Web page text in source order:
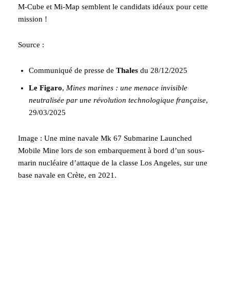
M-Cube et Mi-Map semblent le candidats idéaux pour cette
mission !
Source :
Communiqué de presse de Thales du 28/12/2025
Le Figaro, Mines marines : une menace invisible
neutralisée par une révolution technologique française,
29/03/2025
Image : Une mine navale Mk 67 Submarine Launched
Mobile Mine lors de son embarquement à bord d’un sous-
marin nucléaire d’attaque de la classe Los Angeles, sur une
base navale en Crète, en 2021.